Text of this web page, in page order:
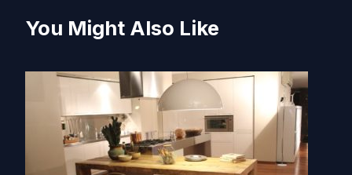
You Might Also Like